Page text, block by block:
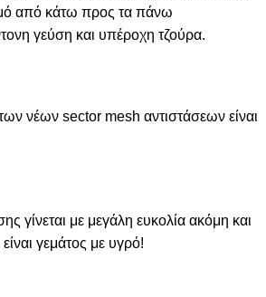
από κάτω προς τα πάνω
γεύση και υπέροχη τζούρα.
νέων sector mesh αντιστάσεων είναι
γίνεται με μεγάλη ευκολία ακόμη και
γεμάτος με υγρό!